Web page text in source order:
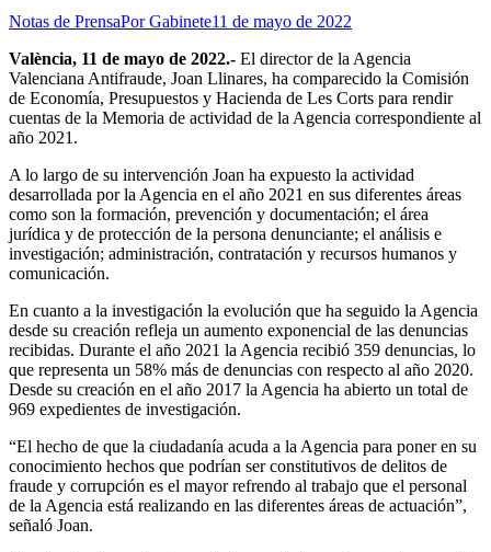
Notas de PrensaPorGabinete11 de mayo de 2022
València, 11 de mayo de 2022.- El director de la Agencia
Valenciana Antifraude, Joan Llinares, ha comparecido la Comisión
de Economía, Presupuestos y Hacienda de Les Corts para rendir
cuentas de la Memoria de actividad de la Agencia correspondiente al
año 2021.
A lo largo de su intervención Joan ha expuesto la actividad
desarrollada por la Agencia en el año 2021 en sus diferentes áreas
como son la formación, prevención y documentación; el área
jurídica y de protección de la persona denunciante; el análisis e
investigación; administración, contratación y recursos humanos y
comunicación.
En cuanto a la investigación la evolución que ha seguido la Agencia
desde su creación refleja un aumento exponencial de las denuncias
recibidas. Durante el año 2021 la Agencia recibió 359 denuncias, lo
que representa un 58% más de denuncias con respecto al año 2020.
Desde su creación en el año 2017 la Agencia ha abierto un total de
969 expedientes de investigación.
“El hecho de que la ciudadanía acuda a la Agencia para poner en su
conocimiento hechos que podrían ser constitutivos de delitos de
fraude y corrupción es el mayor refrendo al trabajo que el personal
de la Agencia está realizando en las diferentes áreas de actuación”,
señaló Joan.